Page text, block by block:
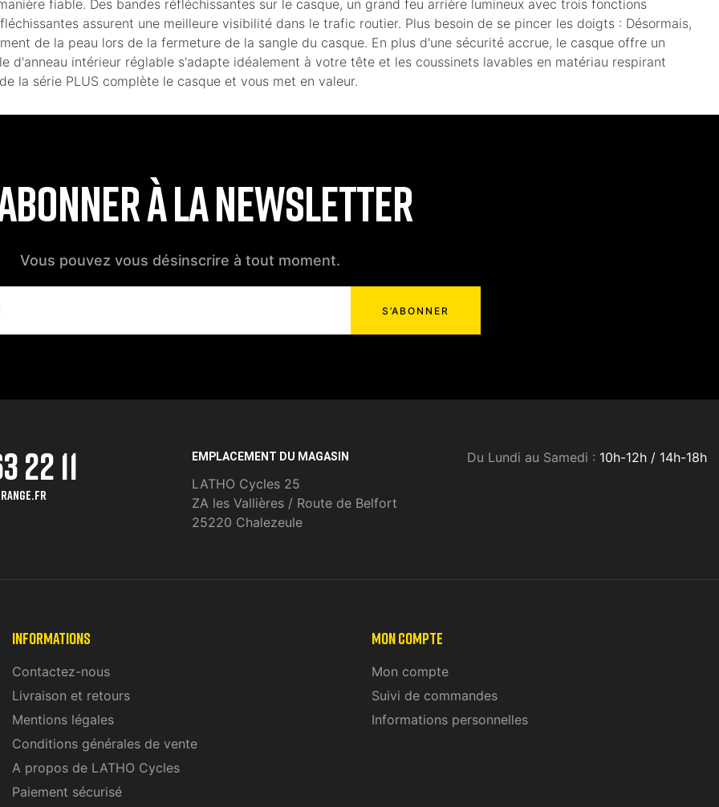
fiable. Des bandes réfléchissantes sur le casque, un grand feu arrière lumineux avec trois fonctions
assurent une meilleure visibilité dans le trafic routier. Plus besoin de se pincer les doigts : Désormais,
de la peau lors de la fermeture de la sangle du casque. En plus d'une sécurité accrue, le casque offre un
d'anneau intérieur réglable s'adapte idéalement à votre tête et les coussinets lavables en matériau respirant
la série PLUS complète le casque et vous met en valeur.
À LA NEWSLETTER
Vous pouvez vous désinscrire à tout moment.
S’ABONNER
22 11 EMPLACEMENT DU MAGASIN
LATHO Cycles 25
ZA les Vallières / Route de Belfort
25220 Chalezeule
Du Lundi au Samedi : 10h-12h / 14h-18h
INFORMATIONS
Contactez-nous
Livraison et retours
Mentions légales
Conditions générales de vente
A propos de LATHO Cycles
Paiement sécurisé
MON COMPTE
Mon compte
Suivi de commandes
Informations personnelles